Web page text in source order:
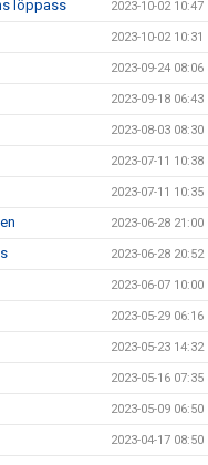
löppass 2023-10-02 10:47
2023-10-02 10:31
2023-09-24 08:06
2023-09-18 06:43
2023-08-03 08:30
2023-07-11 10:38
2023-07-11 10:35
2023-06-28 21:00
2023-06-28 20:52
2023-06-07 10:00
2023-05-29 06:16
2023-05-23 14:32
2023-05-16 07:35
2023-05-09 06:50
2023-04-17 08:50